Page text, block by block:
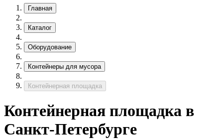
Главная
Каталог
Оборудование
Контейнеры для мусора
Контейнерная площадка
Контейнерная площадка в
Санкт-Петербурге